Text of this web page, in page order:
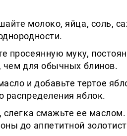
молоко, яйца, соль,
просеянную муку,
чем для обычных блинов.
и добавьте тертое
распределения яблок.
слегка смажьте ее
до аппетитной